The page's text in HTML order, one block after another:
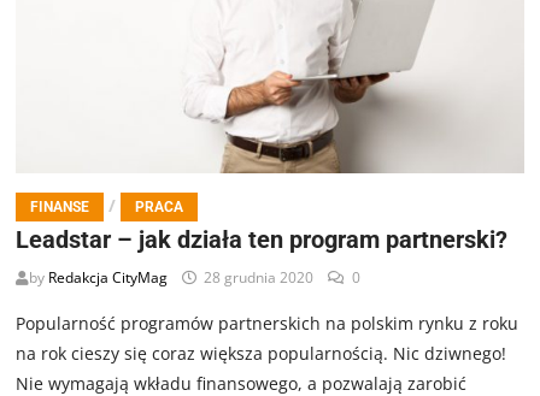
FINANSE / PRACA
Leadstar – jak działa ten program partnerski?
by Redakcja CityMag 28 grudnia 2020 0
Popularność programów partnerskich na polskim rynku z roku
na rok cieszy się coraz większa popularnością. Nic dziwnego!
Nie wymagają wkładu finansowego, a pozwalają zarobić